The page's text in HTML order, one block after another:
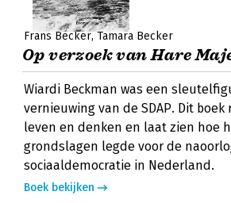
Frans Becker Tamara Becker
Op verzoek van Hare
Wiardi Beckman was een
vernieuwing van de SDAP. Dit
leven en denken en laat zien hoe
grondslagen legde voor de
sociaaldemocratie in Nederland.
Boek bekijken